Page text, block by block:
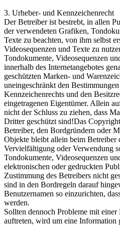
3. Urheber- und Kennzeichenrecht
Der Betreiber ist bestrebt, in allen
der verwendeten Grafiken,
Texte zu beachten, von ihm selbst
Videosequenzen und Texte zu
Tondokumente, Videosequenzen
innerhalb des Internetangebotes
geschützten Marken- und
uneingeschränkt den
Kennzeichenrechts und den
eingetragenen Eigentümer. Allein
nicht der Schluss zu ziehen, dass
Dritter geschützt sind!Das
Betreiber, den Bordgründern oder
Objekte bleibt allein beim Betreiber
Vervielfältigung oder Verwendung
Tondokumente, Videosequenzen
elektronischen oder gedruckten
Zustimmung des Betreibers nicht
sind in den Bordregeln darauf
Benutzernamen so einzurichten,
werden.
Sollten dennoch Probleme mit
auftreten, wird um eine Information